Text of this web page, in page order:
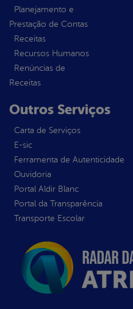
Planejamento e
Prestação de Contas
Receitas
Recursos Humanos
Renúncias de
Receitas
Outros Serviços
Carta de Serviços
E-sic
Ferramenta de Autenticidade
Ouvidoria
Portal Aldir Blanc
Portal da Transparência
Transporte Escolar